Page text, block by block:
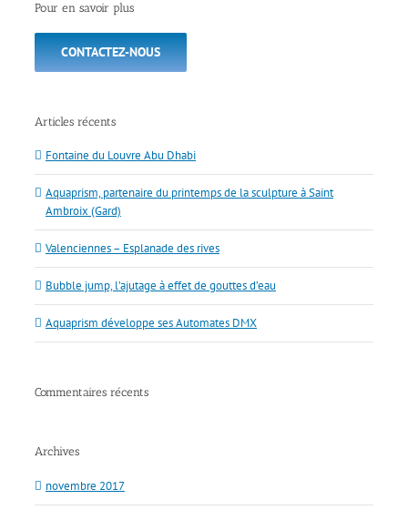
Pour en savoir plus
CONTACTEZ-NOUS
Articles récents
Fontaine du Louvre Abu Dhabi
Aquaprism, partenaire du printemps de la sculpture à Saint
Ambroix (Gard)
Valenciennes – Esplanade des rives
Bubble jump, l’ajutage à effet de gouttes d’eau
Aquaprism développe ses Automates DMX
Commentaires récents
Archives
novembre 2017